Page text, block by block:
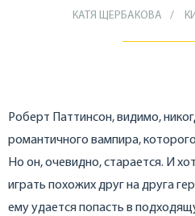
КАТЯ ЩЕРБАКОВА
Роберт Паттинсон, видимо,
романтичного вампира,
Но он, очевидно, старается. И
играть похожих друг на друга
ему удается попасть в